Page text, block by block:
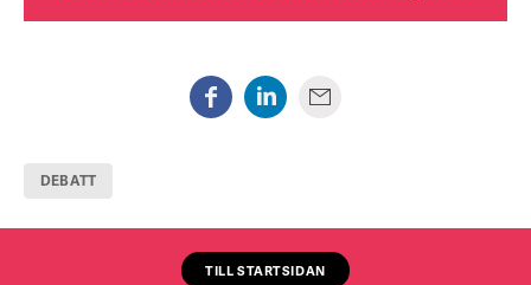
DEBATT
TILL STARTSIDAN